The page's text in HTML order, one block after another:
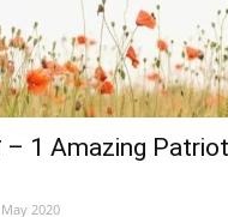
– 1 Amazing
2020